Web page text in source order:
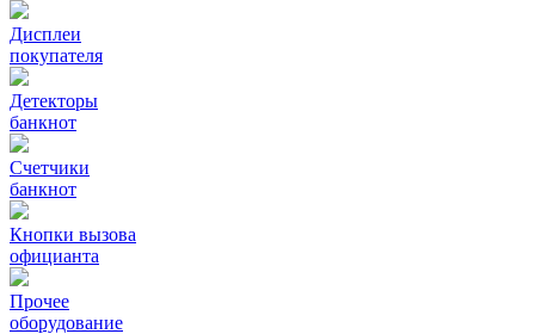
Дисплеи
покупателя
Детекторы
банкнот
Счетчики
банкнот
Кнопки вызова
официанта
Прочее
оборудование